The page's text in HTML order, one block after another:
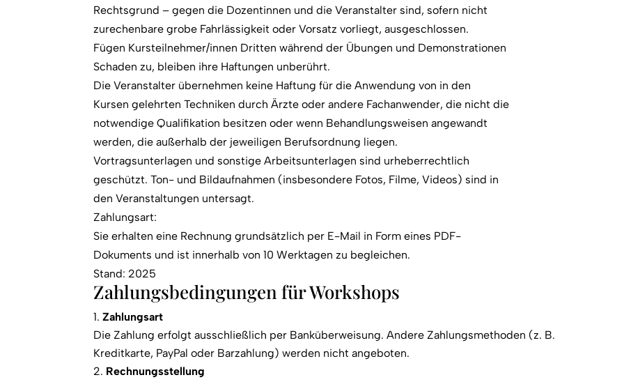
Rechtsgrund – gegen die Dozentinnen und die Veranstalter sind, sofern nicht
zurechenbare grobe Fahrlässigkeit oder Vorsatz vorliegt, ausgeschlossen.
Fügen Kursteilnehmer/innen Dritten während der Übungen und Demonstrationen
Schaden zu, bleiben ihre Haftungen unberührt.
Die Veranstalter übernehmen keine Haftung für die Anwendung von in den
Kursen gelehrten Techniken durch Ärzte oder andere Fachanwender, die nicht die
notwendige Qualifikation besitzen oder wenn Behandlungsweisen angewandt
werden, die außerhalb der jeweiligen Berufsordnung liegen.
Vortragsunterlagen und sonstige Arbeitsunterlagen sind urheberrechtlich
geschützt. Ton- und Bildaufnahmen (insbesondere Fotos, Filme, Videos) sind in
den Veranstaltungen untersagt.
Zahlungsart:
Sie erhalten eine Rechnung grundsätzlich per E-Mail in Form eines PDF-
Dokuments und ist innerhalb von 10 Werktagen zu begleichen.
Stand: 2025
Zahlungsbedingungen für Workshops
Zahlungsart
Die Zahlung erfolgt ausschließlich per Banküberweisung. Andere Zahlungsmethoden (z. B.
Kreditkarte, PayPal oder Barzahlung) werden nicht angeboten.
Rechnungsstellung